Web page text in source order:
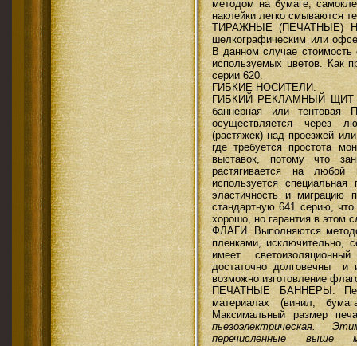
методом на бумаге,
наклейки легко смываются
ТИРАЖНЫЕ (ПЕЧАТНЫЕ)
шелкографическим или
В данном случае стоимость
используемых цветов. Как
серии 620.
ГИБКИЕ НОСИТЕЛИ.
ГИБКИЙ РЕКЛАМНЫЙ ЩИТ
баннерная или
осуществляется через
(растяжек) над проезжей
где требуется простота
выставок, потому что
растягивается на любой
используется
эластичность и миграцию
стандартную 641 серию,
хорошо, но гарантия в этом
ФЛАГИ. Выполняются
пленками, исключительно,
имеет
достаточно долговечны и
возможно изготовление
ПЕЧАТНЫЕ БАННЕРЫ.
материалах (винил,
Максимальный размер
пьезоэлектрическая.
перечисленные выше